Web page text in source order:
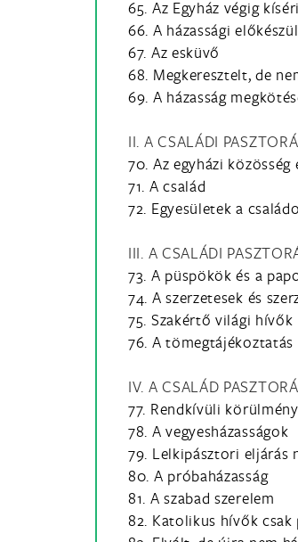
65. Az Egyház végig
66. A házassági
67. Az esküvő
68. Megkeresztelt, de
69. A házasság
II. A CSALÁDI
70. Az egyházi
71. A család
72. Egyesületek a
III. A CSALÁDI
73. A püspökök és a
74. A szerzetesek és
75. Szakértő világi hívők
76. A tömegtájékoztatás
IV. A CSALÁD
77. Rendkívüli
78. A vegyesházasságok
79. Lelkipásztori eljárás
80. A próbaházasság
81. A szabad szerelem
82. Katolikus hívők csak